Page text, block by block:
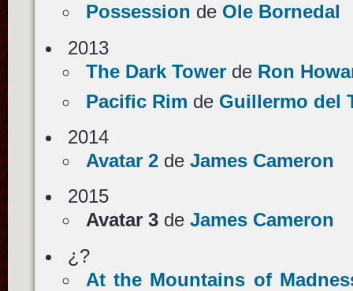
Possession de Ole Bornedal
2013
The Dark Towerde Ron
Pacific Rim de Guillermo del
2014
Avatar 2de James Cameron
2015
Avatar 3de James Cameron
¿?
At the Mountains of